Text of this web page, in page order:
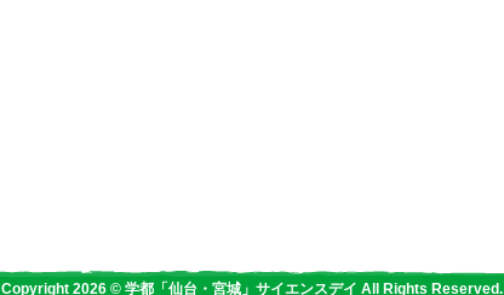
Copyright 2026 © 学都「仙台・宮城」サイエンスデイ All Rights Reserved.